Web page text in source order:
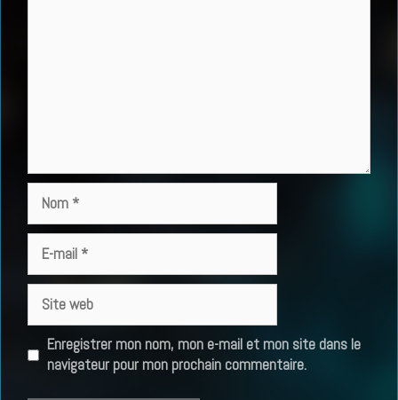
mail
web
Enregistrer mon nom, mon e-mail et mon site dans le
navigateur pour mon prochain commentaire.